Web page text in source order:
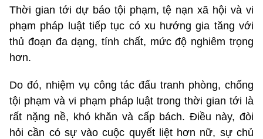
Thời gian tới dự báo tội phạm, tệ nạn xã hội và vi
phạm pháp luật tiếp tục có xu hướng gia tăng với
thủ đoạn đa dạng, tính chất, mức độ nghiêm trọng
hơn.
Do đó, nhiệm vụ công tác đấu tranh phòng, chống
tội phạm và vi phạm pháp luật trong thời gian tới là
rất nặng nề, khó khăn và cấp bách. Điều này, đòi
hỏi cần có sự vào cuộc quyết liệt hơn nữ, sự chủ